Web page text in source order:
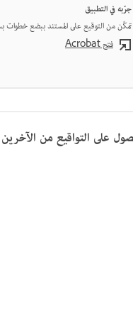
جرّبه في التطبيق
تمكّن من التوقيع على المستند ببضع خطوات
فتح Acrobat
على التواقيع من الآخرين